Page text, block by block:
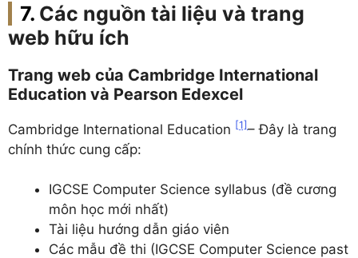
Các nguồn tài liệu và trang
web hữu ích
Trang web của Cambridge International
Education và Pearson Edexcel
Cambridge International Education [1] – Đây là trang
chính thức cung cấp:
IGCSE Computer Science syllabus (đề cương
môn học mới nhất)
Tài liệu hướng dẫn giáo viên
Các mẫu đề thi (IGCSE Computer Science past